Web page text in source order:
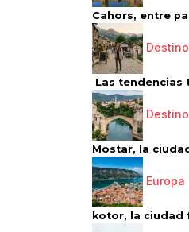
Cahors, entre
Las tendencias
Mostar, la
Europa
kotor, la ciudad